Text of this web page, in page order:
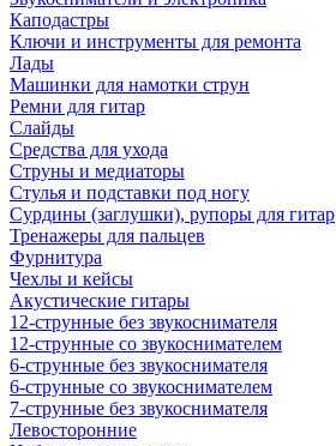
Каподастры
Ключи и инструменты для ремонта
Лады
Машинки для намотки струн
Ремни для гитар
Слайды
Средства для ухода
Струны и медиаторы
Стулья и подставки под ногу
Сурдины (заглушки), рупоры для гитар
Тренажеры для пальцев
Фурнитура
Чехлы и кейсы
Акустические гитары
12-струнные без звукоснимателя
12-струнные со звукоснимателем
6-струнные без звукоснимателя
6-струнные со звукоснимателем
7-струнные без звукоснимателя
Левосторонние